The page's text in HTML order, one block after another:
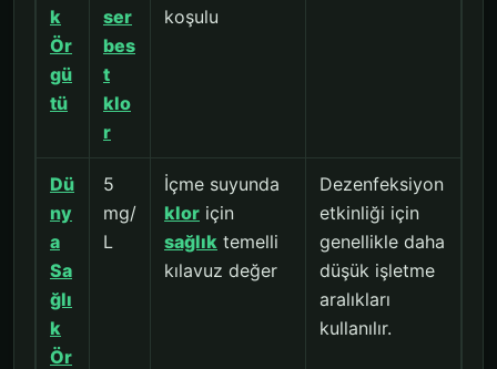
k
Ör
gü
tü
ser
bes
t
klo
r
koşulu
Dü
ny
a
Sa
ğlı
k
Ör
5
mg/
L
İçme suyunda
klor için
sağlık temelli
kılavuz değer
Dezenfeksiyon
etkinliği için
genellikle daha
düşük işletme
aralıkları
kullanılır.